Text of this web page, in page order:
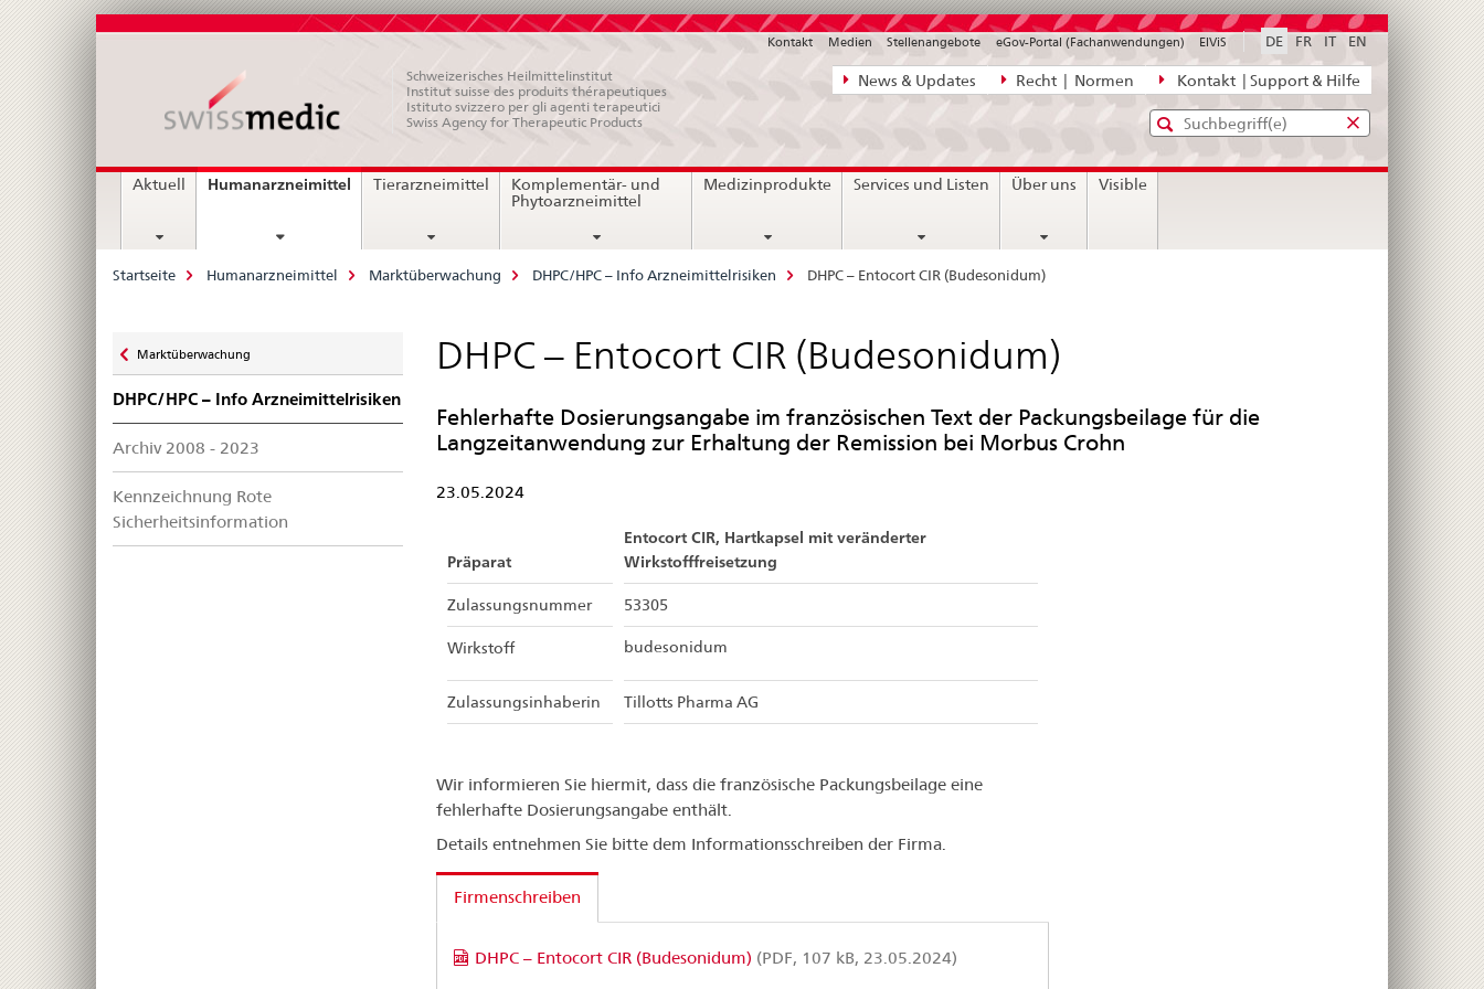
Direktnavigation
News,
Kontakt
News & Updates Recht | Normen Kontakt | Support & Hilfe
DE FR IT EN
Kontakt Medien Stellenangebote eGov-Portal (Fachanwendungen) ElViS
Schweizerisches Heilmittelinstitut
Institut suisse des produits thérapeutiques
Istituto svizzero per gli agenti terapeutici
Swiss Agency for Therapeutic Products
Standard-
Suche
Eingabefenster
diefür
Hauptnavigation
Aktuell Humanarzneimittel current
Tierarzneimittel
Komplementär- und
Phytoarzneimittel
Medizinprodukte Services und Listen Über uns Visible
Breadcrumb
Startseite Humanarzneimittel Marktüberwachung DHPC/HPC – Info Arzneimittelrisiken DHPC – Entocort CIR (Budesonidum)
zu
Marktüberwachung
DHPC/HPC – Info Arzneimittelrisiken
Archiv 2008 - 2023
Kennzeichnung Rote
Sicherheitsinformation
DHPC – Entocort CIR (Budesonidum)
Fehlerhafte Dosierungsangabe im französischen Text der Packungsbeilage für die
Langzeitanwendung zur Erhaltung der Remission bei Morbus Crohn
23.05.2024
Präparat
Entocort CIR, Hartkapsel mit veränderter
Wirkstofffreisetzung
Zulassungsnummer 53305
Wirkstoff budesonidum
Zulassungsinhaberin Tillotts Pharma AG
Wir informieren Sie hiermit, dass die französische Packungsbeilage eine
fehlerhafte Dosierungsangabe enthält.
Details entnehmen Sie bitte dem Informationsschreiben der Firma.
Firmenschreiben
DHPC – Entocort CIR (Budesonidum) (PDF, 107 kB, 23.05.2024)